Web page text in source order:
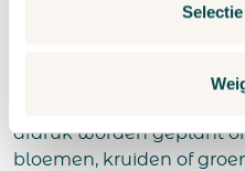
Groeipapier geeft je A4-
afdruk worden geplant
bloemen, kruiden of